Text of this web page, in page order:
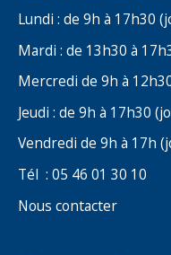
Lundi : de 9h à 17h30
Mardi : de 13h30 à
Mercredi de 9h à
Jeudi : de 9h à 17h30
Vendredi de 9h à 17h
Tél : 05 46 01 30 10
Nous contacter